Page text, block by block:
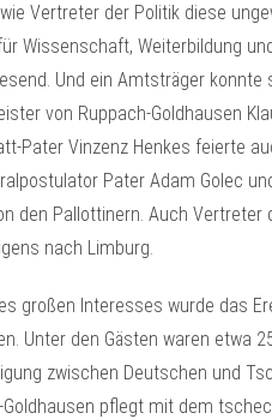
Vertreter der Politik diese
Wissenschaft, Weiterbildung
Und ein Amtsträger
von Ruppach-Goldhausen
Pater Vinzenz Henkes feierte
Pater Adam Golec
den Pallottinern. Auch Vertreter
nach Limburg.
großen Interesses wurde das
Unter den Gästen waren etwa
zwischen Deutschen und
Goldhausen pflegt mit dem